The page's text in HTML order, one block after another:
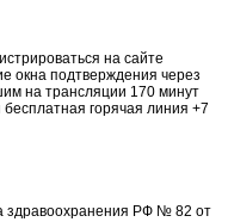
на сайте
окна подтверждения через
на трансляции 170 минут
горячая линия +7
здравоохранения РФ № 82 от